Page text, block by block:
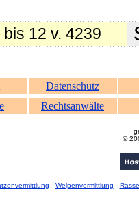
12 v. 4239
Datenschutz
Rechtsanwälte
©
- Welpenvermittlung -